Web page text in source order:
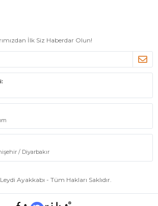
İlk Siz Haberdar Olun!
/ Diyarbakır
Ayakkabı - Tüm Hakları Saklıdır.